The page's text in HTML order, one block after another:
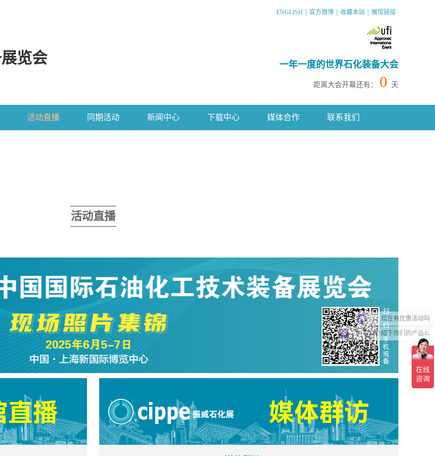
览会
ENGLISH 官方微博 收藏本站 展馆链接
一年一度的世界石化装备大会
距离大会开幕还有： 0 天
活动直播 同期活动 新闻中心 下载中心 媒体合作 联系我们
活动直播
可以介绍下你们的产品么
现在有优惠活动吗